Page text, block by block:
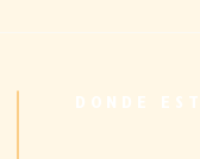
DONDE